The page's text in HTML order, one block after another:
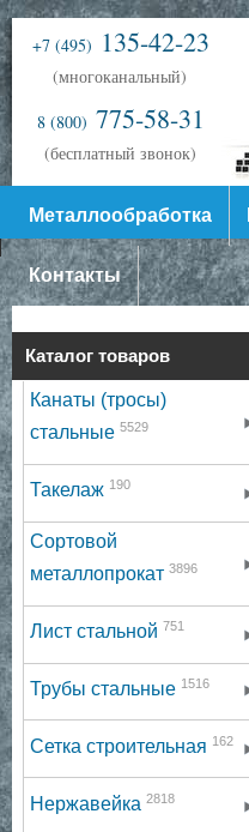
+7 (495) 135-42-23
(многоканальный)
8 (800) 775-58-31
(бесплатный звонок)
Металлообработка
Контакты
Каталог товаров
Канаты (тросы)
стальные 5529
Такелаж 190
Сортовой
металлопрокат 3896
Лист стальной 751
Трубы стальные 1516
Сетка строительная 162
Нержавейка 2818